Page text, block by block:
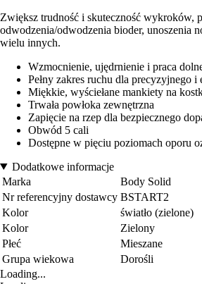
Zwiększ trudność i skuteczność wykroków,
odwodzenia/odwodzenia bioder, unoszenia
wielu innych.
Wzmocnienie, ujędrnienie i praca
Pełny zakres ruchu dla precyzyjnego
Miękkie, wyściełane mankiety na
Trwała powłoka zewnętrzna
Zapięcie na rzep dla bezpiecznego
Obwód 5 cali
Dostępne w pięciu poziomach oporu
Dodatkowe informacje
Marka
Body Solid
Nr referencyjny dostawcy BSTART2
Kolor
światło (zielone)
Kolor
Zielony
Płeć
Mieszane
Grupa wiekowa
Dorośli
Loading...